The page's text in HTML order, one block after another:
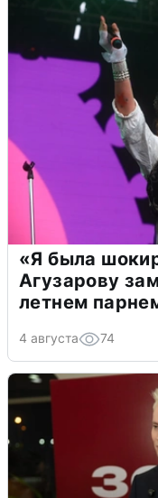
«Я была
Агузарову
летнем
4 августа 74